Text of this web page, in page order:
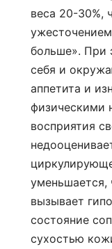
веса 20-30%,
больше». При
себя и
аппетита и
физическими
восприятия
уменьшается,
вызывает
состояние
сухостью